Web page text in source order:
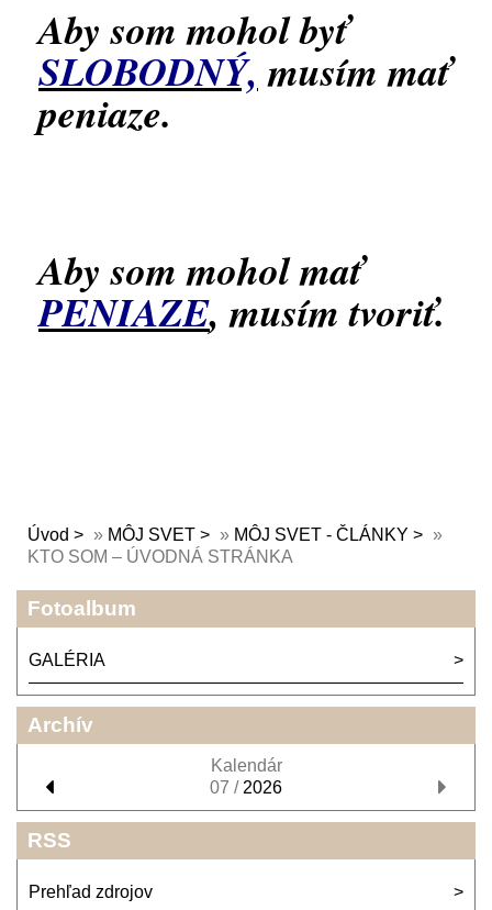
Aby som mohol byť
SLOBODNÝ, musím mať
peniaze.
Aby som mohol mať
PENIAZE, musím tvoriť.
Úvod » MÔJ SVET » MÔJ SVET - ČLÁNKY
»
KTO SOM – ÚVODNÁ STRÁNKA
Fotoalbum
GALÉRIA
Archív
Kalendár
07 / 2026
RSS
Prehľad zdrojov